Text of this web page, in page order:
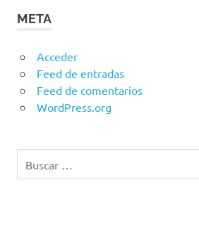
META
Acceder
Feed de entradas
Feed de comentarios
WordPress.org